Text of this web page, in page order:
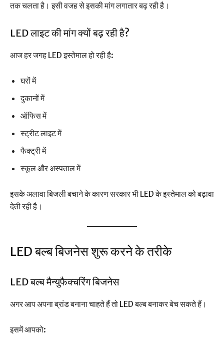
तक चलता है। इसी वजह से इसकी मांग लगातार बढ़ रही है।
LED लाइट की मांग क्यों बढ़ रही है?
आज हर जगह LED इस्तेमाल हो रही है:
घरों में
दुकानों में
ऑफिस में
स्ट्रीट लाइट में
फैक्ट्री में
स्कूल और अस्पताल में
इसके अलावा बिजली बचाने के कारण सरकार भी LED के इस्तेमाल को बढ़ावा
देती रही है।
LED बल्ब बिजनेस शुरू करने के तरीके
LED बल्ब मैन्युफैक्चरिंग बिजनेस
अगर आप अपना ब्रांड बनाना चाहते हैं तो LED बल्ब बनाकर बेच सकते हैं।
इसमें आपको: